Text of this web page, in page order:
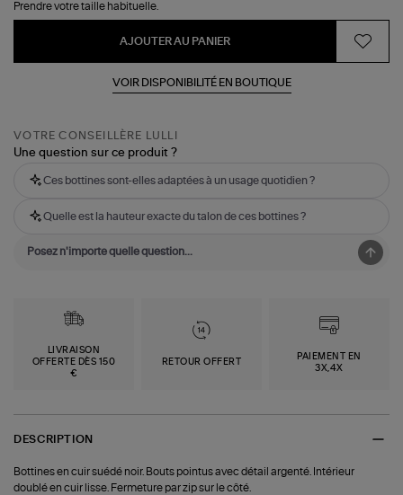
Prendre votre taille habituelle.
AJOUTER AU PANIER
VOIR DISPONIBILITÉ EN BOUTIQUE
VOTRE CONSEILLÈRE LULLI
Une question sur ce produit ?
Ces bottines sont-elles adaptées à un usage quotidien ?
Quelle est la hauteur exacte du talon de ces bottines ?
LIVRAISON
OFFERTE DÈS 150
€
RETOUR OFFERT
PAIEMENT EN
3X,4X
DESCRIPTION
Bottines en cuir suédé noir. Bouts pointus avec détail argenté. Intérieur
doublé en cuir lisse. Fermeture par zip sur le côté.